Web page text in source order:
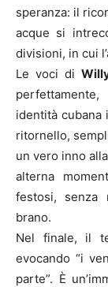
speranza: il
acque si
divisioni, in cui
Le voci di
identità cubana
ritornello,
un vero inno
alterna
festosi, senza
brano.
Nel finale, il
evocando “i
parte”. È